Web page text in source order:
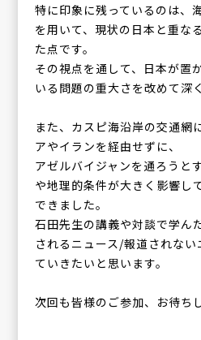
特に印象に残っているのは、
を用いて、現状の日本と重な
た点です。
その視点を通して、日本が置
いる問題の重大さを改めて深
また、カスピ海沿岸の交通網
アやイランを経由せずに、
アゼルバイジャンを通ろうと
や地理的条件が大きく影響し
できました。
石田先生の講義や対談で学ん
されるニュース/報道されな
ていきたいと思います。
次回も皆様のご参加、お待ち